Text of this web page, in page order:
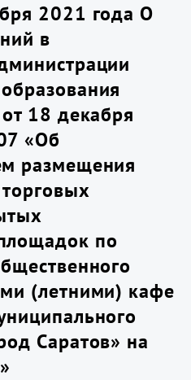
2021 года О
в
18 декабря
«Об
размещения
по
(летними) кафе
Саратов» на